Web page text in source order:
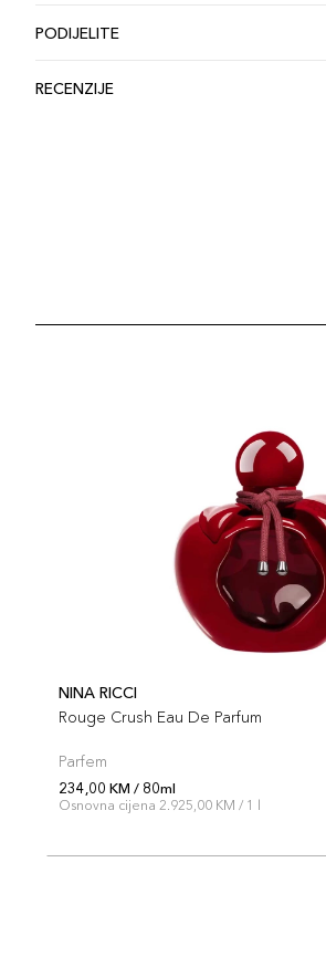
PODIJELITE
RECENZIJE
NINA RICCI
Rouge Crush Eau De Parfum
Parfem
234,00 KM / 80ml
Osnovna cijena 2.925,00 KM / 1 l